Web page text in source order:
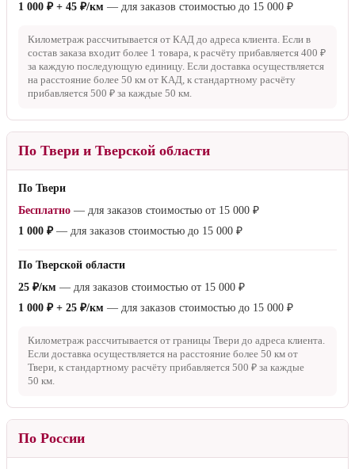
1 000 ₽ + 45 ₽/км — для заказов стоимостью до 15 000 ₽
Километраж рассчитывается от КАД до адреса клиента. Если в
состав заказа входит более 1 товара, к расчёту прибавляется 400 ₽
за каждую последующую единицу. Если доставка осуществляется
на расстояние более 50 км от КАД, к стандартному расчёту
прибавляется 500 ₽ за каждые 50 км.
По Твери и Тверской области
По Твери
Бесплатно — для заказов стоимостью от 15 000 ₽
1 000 ₽— для заказов стоимостью до 15 000 ₽
По Тверской области
25 ₽/км — для заказов стоимостью от 15 000 ₽
1 000 ₽ + 25 ₽/км — для заказов стоимостью до 15 000 ₽
Километраж рассчитывается от границы Твери до адреса клиента.
Если доставка осуществляется на расстояние более 50 км от
Твери, к стандартному расчёту прибавляется 500 ₽ за каждые
50 км.
По России